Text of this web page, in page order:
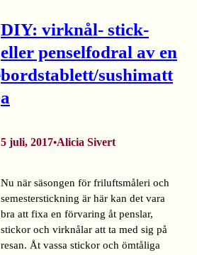
DIY: virknål- stick-
eller penselfodral av en
bordstablett/sushimatt
a
5 juli, 2017•Alicia Sivert
Nu när säsongen för friluftsmåleri och
semesterstickning är här kan det vara
bra att fixa en förvaring åt penslar,
stickor och virknålar att ta med sig på
resan. Åt vassa stickor och ömtåliga